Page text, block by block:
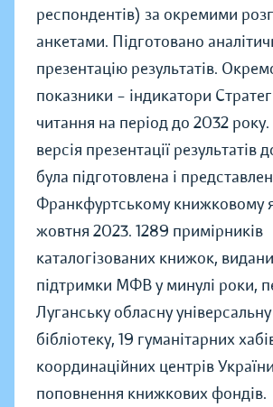
респондентів) за окремими
анкетами. Підготовано
презентацію результатів.
показники – індикатори
читання на період до 2032
версія презентації результатів
була підготовлена і
Франкфуртському книжковому
жовтня 2023. 1289 примірників
каталогізованих книжок,
підтримки МФВ у минулі роки,
Луганську обласну
бібліотеку, 19 гуманітарних
координаційних центрів
поповнення книжкових фондів.